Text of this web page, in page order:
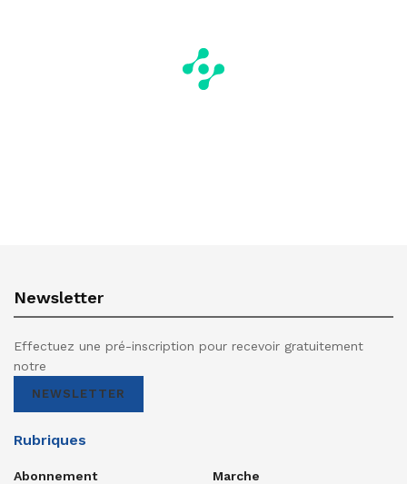
Newsletter
Effectuez une pré-inscription pour recevoir gratuitement
notre
NEWSLETTER
Rubriques
Abonnement
Marche